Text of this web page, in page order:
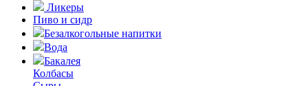
Ликеры
Пиво и сидр
Безалкогольные напитки
Вода
Бакалея
Колбасы